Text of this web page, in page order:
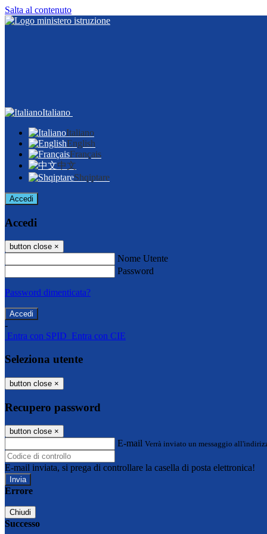
Salta al contenuto
Italiano
Italiano
English
Français
中文
Shqiptare
Accedi
Accedi
button close ×
Nome Utente
Password
Password dimenticata?
-
Entra con SPID Entra con CIE
Seleziona utente
button close ×
Recupero password
button close ×
E-mail Verrà inviato un messaggio
E-mail inviata, si prega di controllare la casella di posta elettronica!
Errore
Chiudi
Successo